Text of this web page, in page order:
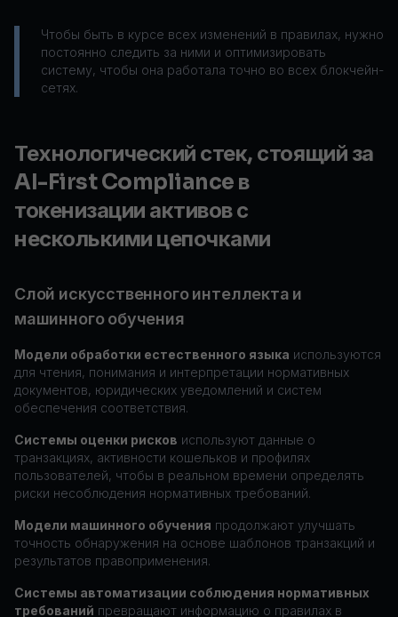
Чтобы быть в курсе всех изменений в правилах, нужно
постоянно следить за ними и оптимизировать
систему, чтобы она работала точно во всех блокчейн-
сетях.
Технологический стек, стоящий за
AI-First Compliance в
токенизации активов с
несколькими цепочками
Слой искусственного интеллекта и
машинного обучения
Модели обработки естественного языка используются
для чтения, понимания и интерпретации нормативных
документов, юридических уведомлений и систем
обеспечения соответствия.
Системы оценки рисков используют данные о
транзакциях, активности кошельков и профилях
пользователей, чтобы в реальном времени определять
риски несоблюдения нормативных требований.
Модели машинного обучения продолжают улучшать
точность обнаружения на основе шаблонов транзакций и
результатов правоприменения.
Системы автоматизации соблюдения нормативных
требований превращают информацию о правилах в